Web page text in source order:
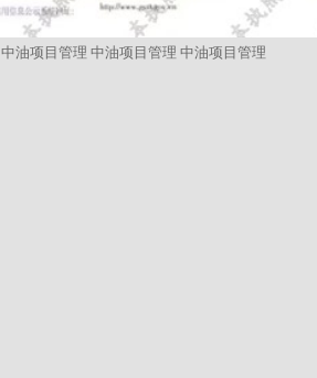
中油项目管理 中油项目管理 中油项目管理